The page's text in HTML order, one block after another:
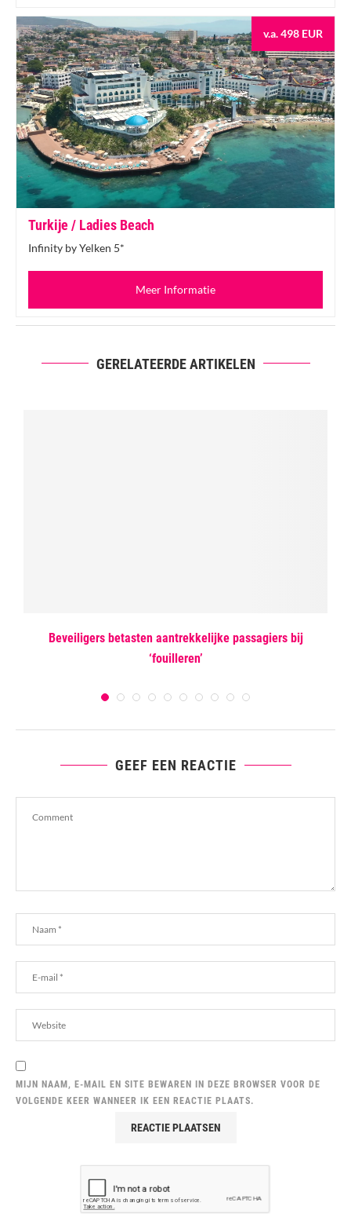
v.a. 498 EUR
Turkije / Ladies Beach
Infinity by Yelken 5*
Meer Informatie
GERELATEERDE ARTIKELEN
Beveiligers betasten aantrekkelijke passagiers bij
‘fouilleren’
GEEF EEN REACTIE
MIJN NAAM, E-MAIL EN SITE BEWAREN IN DEZE BROWSER VOOR DE
VOLGENDE KEER WANNEER IK EEN REACTIE PLAATS.